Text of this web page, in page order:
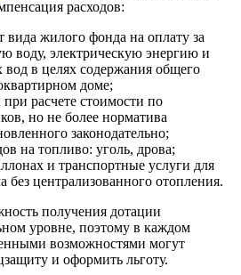
расходов:
вида жилого фонда на оплату за
воду, электрическую энергию и
вод в целях содержания общего
доме;
расчете стоимости по
но не более норматива
законодательно;
на топливо: уголь, дрова;
и транспортные услуги для
без централизованного отопления.
получения дотации
уровне, поэтому в каждом
возможностями могут
и оформить льготу.